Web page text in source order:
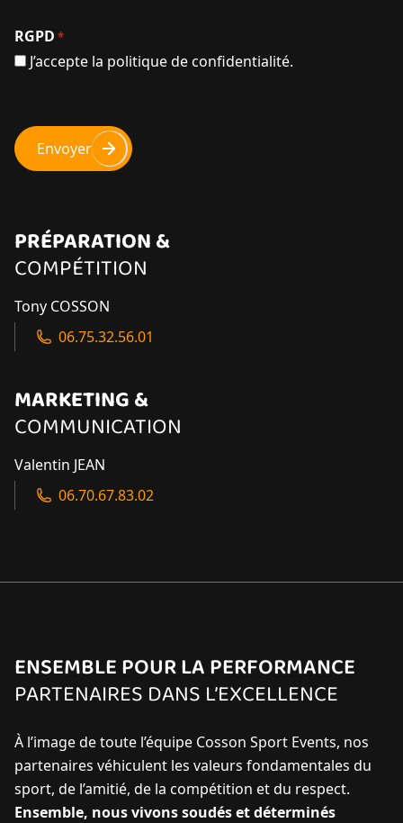
RGPD *
J’accepte la politique de confidentialité.
Envoyer
PRÉPARATION &
COMPÉTITION
Tony COSSON
06.75.32.56.01
MARKETING &
COMMUNICATION
Valentin JEAN
06.70.67.83.02
ENSEMBLE POUR LA PERFORMANCE
PARTENAIRES DANS L’EXCELLENCE
À l’image de toute l’équipe Cosson Sport Events, nos
partenaires véhiculent les valeurs fondamentales du
sport, de l’amitié, de la compétition et du respect.
Ensemble, nous vivons soudés et déterminés